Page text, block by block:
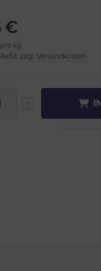
€
kg
zzgl. Versandkosten